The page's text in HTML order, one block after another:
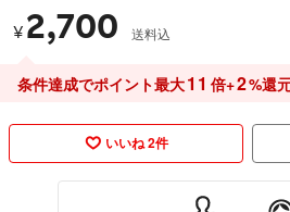
¥ 2,700 送料込
条件達成でポイント最大11 倍+2%還
いいね 2件